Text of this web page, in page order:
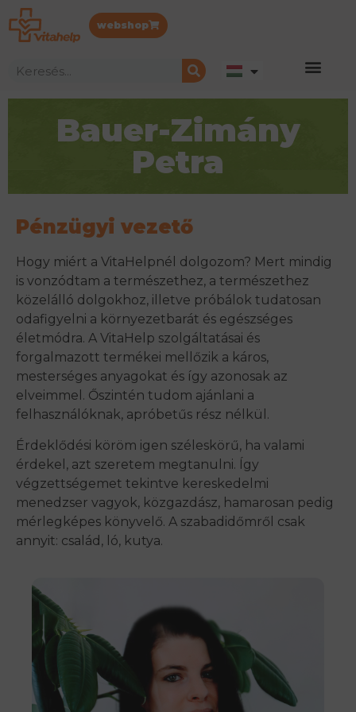
webshop
Bauer-Zimány
Petra
Pénzügyi vezető
Hogy miért a VitaHelpnél dolgozom? Mert mindig
is vonzódtam a természethez, a természethez
közelálló dolgokhoz, illetve próbálok tudatosan
odafigyelni a környezetbarát és egészséges
életmódra. A VitaHelp szolgáltatásai és
forgalmazott termékei mellőzik a káros,
mesterséges anyagokat és így azonosak az
elveimmel. Őszintén tudom ajánlani a
felhasználóknak, apróbetűs rész nélkül.
Érdeklődési köröm igen széleskörű, ha valami
érdekel, azt szeretem megtanulni. Így
végzettségemet tekintve kereskedelmi
menedzser vagyok, közgazdász, hamarosan pedig
mérlegképes könyvelő. A szabadidőmről csak
annyit: család, ló, kutya.